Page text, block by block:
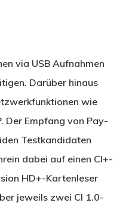
via USB Aufnahmen
Darüber hinaus
wie
Der Empfang von Pay-
Testkandidaten
dabei auf einen CI+-
HD+-Kartenleser
jeweils zwei CI 1.0-